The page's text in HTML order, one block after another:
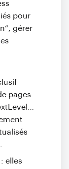
pour
gérer
pages
: elles